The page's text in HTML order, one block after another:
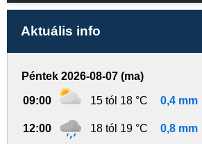
Aktuális info
Péntek 2026-08-07 (ma)
09:00 15 tól 18 °C 0,4 mm
12:00 18 tól 19 °C 0,8 mm